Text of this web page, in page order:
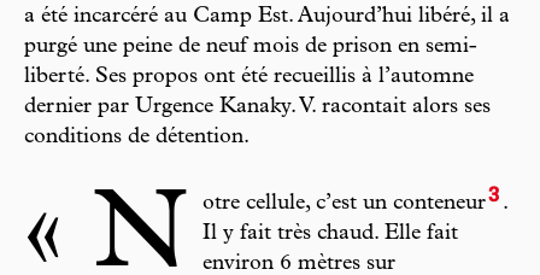
a été incarcéré au Camp Est. Aujourd’hui libéré, il a
purgé une peine de neuf mois de prison en semi-
liberté. Ses propos ont été recueillis à l’automne
dernier par Urgence Kanaky. V. racontait alors ses
conditions de détention.
« N otre cellule, c’est un conteneur3 .
Il y fait très chaud. Elle fait
environ 6 mètres sur